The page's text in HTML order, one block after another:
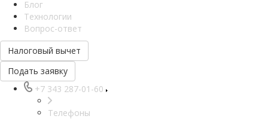
Блог
Технологии
Вопрос-ответ
Налоговый вычет
Подать заявку
+7 343 287-01-60
Телефоны